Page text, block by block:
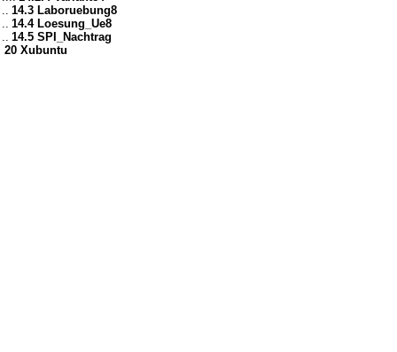
.. 14.3 Laboruebung8
.. 14.4 Loesung_Ue8
.. 14.5 SPI_Nachtrag
20 Xubuntu